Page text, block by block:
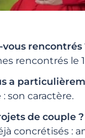
rencontrés
rencontrés le
a
: son caractère.
de couple ?
concrétisés :